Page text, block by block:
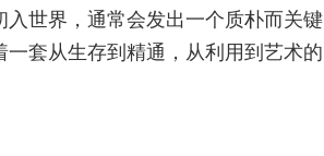
世界，通常会发出一个质朴而关键
套从生存到精通，从利用到艺术的